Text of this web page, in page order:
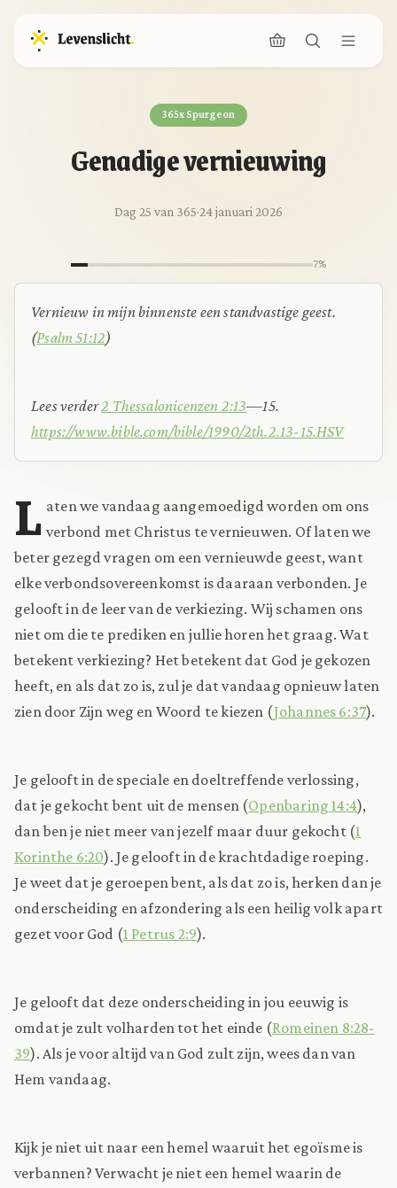
365x Spurgeon
Genadige vernieuwing
Dag 25 van 365·24 januari 2026
7%
Vernieuw in mijn binnenste een standvastige geest.
(Psalm 51:12)
Lees verder2 Thessalonicenzen 2:13—15.
https://www.bible.com/bible/1990/2th.2.13-15.HSV
L aten we vandaag aangemoedigd worden om ons
verbond met Christus te vernieuwen. Of laten we
beter gezegd vragen om een vernieuwde geest, want
elke verbondsovereenkomst is daaraan verbonden. Je
gelooft in de leer van de verkiezing. Wij schamen ons
niet om die te prediken en jullie horen het graag. Wat
betekent verkiezing? Het betekent dat God je gekozen
heeft, en als dat zo is, zul je dat vandaag opnieuw laten
zien door Zijn weg en Woord te kiezen (Johannes 6:37).
Je gelooft in de speciale en doeltreffende verlossing,
dat je gekocht bent uit de mensen (Openbaring 14:4),
dan ben je niet meer van jezelf maar duur gekocht (1
Korinthe 6:20). Je gelooft in de krachtdadige roeping.
Je weet dat je geroepen bent, als dat zo is, herken dan je
onderscheiding en afzondering als een heilig volk apart
gezet voor God (1 Petrus 2:9).
Je gelooft dat deze onderscheiding in jou eeuwig is
omdat je zult volharden tot het einde (Romeinen 8:28-
39). Als je voor altijd van God zult zijn, wees dan van
Hem vandaag.
Kijk je niet uit naar een hemel waaruit het egoïsme is
verbannen? Verwacht je niet een hemel waarin de